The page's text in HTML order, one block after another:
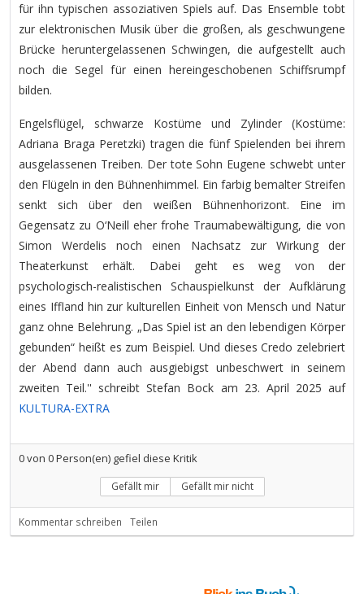
für ihn typischen assoziativen Spiels auf. Das Ensemble tobt
zur elektronischen Musik über die großen, als geschwungene
Brücke heruntergelassenen Schwingen, die aufgestellt auch
noch die Segel für einen hereingeschobenen Schiffsrumpf
bilden.
Engelsflügel, schwarze Kostüme und Zylinder (Kostüme:
Adriana Braga Peretzki) tragen die fünf Spielenden bei ihrem
ausgelassenen Treiben. Der tote Sohn Eugene schwebt unter
den Flügeln in den Bühnenhimmel. Ein farbig bemalter Streifen
senkt sich über den weißen Bühnenhorizont. Eine im
Gegensatz zu O‘Neill eher frohe Traumabewältigung, die von
Simon Werdelis noch einen Nachsatz zur Wirkung der
Theaterkunst erhält. Dabei geht es weg von der
psychologisch-realistischen Schauspielkunst der Aufklärung
eines Iffland hin zur kulturellen Einheit von Mensch und Natur
ganz ohne Belehrung. „Das Spiel ist an den lebendigen Körper
gebunden“ heißt es zum Beispiel. Und dieses Credo zelebriert
der Abend dann auch ausgiebigst unbeschwert in seinem
zweiten Teil.'' schreibt Stefan Bock am 23. April 2025 auf
KULTURA-EXTRA
0von 0Person(en) gefiel diese Kritik
Gefällt mir Gefällt mir nicht
Kommentar schreiben Teilen